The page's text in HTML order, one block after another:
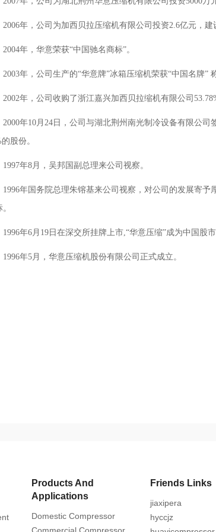
2006年，公司为加西贝拉压缩机有限公司投资2.6亿元，建
2004年，华意荣获“中国驰名商标”。
2003年，公司生产的“华意牌”冰箱压缩机荣获“中国名牌”
2002年，公司收购了浙江嘉兴加西贝拉缩机有限公司
2000年10月24日，公司与湖北荆州南光制冷设备有限公
股份。
1997年8月，吴邦国副总理来公司视察。
1996年国务院总理朱镕基来公司视察，对公司的发展寄
1996年6月19日在深交所挂牌上市,“华意压缩”成为中国股
1996年5月，华意压缩机股份有限公司正式成立。
Products And
Applications
Domestic Compressor
Friends Links
jiaxipera
hyccjz